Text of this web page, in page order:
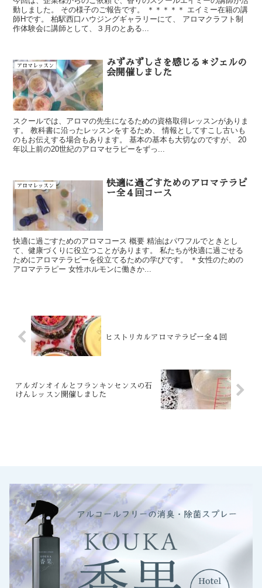
動しました。 その様子のご報告です。 ＊＊＊＊＊ エイミー在籍の講
師Hです。 柏駅西口ハウジングギャラリーにて、 アロマクラフト制
作体験会に講師として、３月のとある...
アロマレッスン
みずみずしさを感じる＊ジェルの
会開催しました
スクールでは、アロマの先生になるための資格取得レッスンがありま
す。 教科書に沿ったレッスンをするため、 情報としてすこし古いも
のもお伝えする場合もあります。 基本の基本も大切なのですが、 20
年以上前の20世紀のアロマセラピーをずっ...
アロマレッスン
快適に過ごすためのアロマテラピ
ー全４回コース
快適に過ごすためのアロマコース 概要 精油はパワフルでときとし
て、健康づくりに役立つことがあります。 私たちが快適に過ごせる
ためにアロマテラピーを役立てるための学びです。 ＊女性のための
アロマテラピー 女性ホルモンに働きか...
ヒストリカルアロマテラピー全４回
アルガンオイルとフランキンセンスの石
けんレッスン開催しました